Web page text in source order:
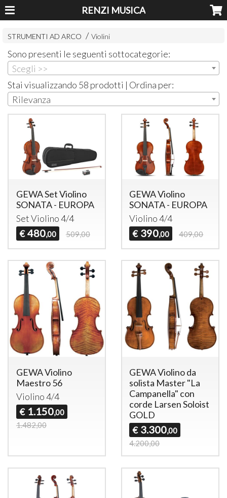
RENZI MUSICA
STRUMENTI AD ARCO Violini
Sono presenti le seguenti sottocategorie:
Scegli >>
Stai visualizzando 58 prodotti | Ordina per:
Rilevanza
GEWA Set Violino
SONATA - EUROPA
Set Violino 4/4
€ 480,00 509,00
GEWA Violino
SONATA - EUROPA
Violino 4/4
€ 390,00 409,00
GEWA Violino
Maestro 56
Violino 4/4
€ 1.150,00
1.482,00
GEWA Violino da
solista Master "La
Campanella" con
corde Larsen Soloist
GOLD
€ 3.300,00
4.200,00